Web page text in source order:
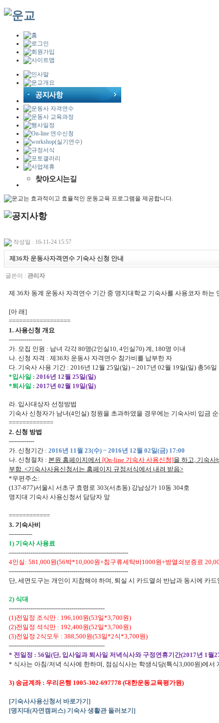
작성일 : 16-11-24 15:57
제36차 운동사자격연수 기숙사 신청 안내
글쓴이 : 관리자
제 36차 동계 운동사 자격연수 기간 중 명지대학교 기숙사를 사용코자 하
[아 래]
==================
1. 사용신청 개요
-----------------
가. 모집 인원 : 남녀 각각 80명(2인실10, 4인실70) 계, 180명 이내
나. 신청 자격 : 제36차 운동사 자격연수 참가비를 납부한 자
다. 기숙사 사용 기간 : 2016년 12월 25일(일) ~ 2017년 02월 19일(일) 총56일
*입사일 : 2016년 12월 25일(일)
*퇴사일 : 2017년 02월 19일(일)
라. 입사대상자 선정방법
기숙사 신청자가 남녀(4인실) 정원을 초과하였을 경우에는 기숙사비 입금
=============
2. 신청 방법
-------------
가. 신청기간 : 2016년 11월 23(수) ~ 2016년 12월 02일(금) 17:00
나. 신청절차 : 본원 홈페이지에서 [On-line 기숙사 사용신청]을 하고, 기숙사
부함. <기숙사사용신청서는 홈페이지 규정서식에서 내려 받음>
*우편주소:
(137-877)서울시 서초구 효령로 303(서초동) 강남상가 10동 304호
명지대 기숙사 사용신청서 담당자 앞
============
3. 기숙사비
------------
1) 기숙사 사용료
-------------------------------------------------------------
4인실: 581,000원(56박*10,000원+침구류세탁비1000원+방열쇠보증료
-------------------------------------------------------------
단, 세면도구는 개인이 지참해야 하며, 퇴실 시 카드열쇠 반납과 동시에 카
2) 식대
-------------------------------------------------
(1)전일정 조식만 : 196,100원(53일*3,700원)
(2)전일정 석식만 : 192,400원(52일*3,700원)
(3)전일정 2식모두 : 388,500원(53일*2식*3,700원)
-------------------------------------------------
* 전일정 : 56일(단, 입사일과 퇴사일 저녁식사와 구정연휴기간(2017년 1월
* 식사는 아침/저녁 식사에 한하며, 점심식사는 학생식당(특식3,000원)에서
3) 송금계좌 : 우리은행 1005-302-697778 (대한운동교육평가원)
[기숙사사용신청서 바로가기]
[명지대(자연캠퍼스) 기숙사 생활관 둘러보기]